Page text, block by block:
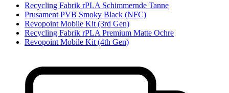
Recycling Fabrik rPLA Schimmernde Tanne
Prusament PVB Smoky Black (NFC)
Revopoint Mobile Kit (3rd Gen)
Recycling Fabrik rPLA Premium Matte Ochre
Revopoint Mobile Kit (4th Gen)